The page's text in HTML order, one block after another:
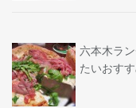
六本木ラ
たいおす